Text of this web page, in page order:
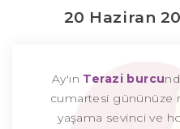
20 Haziran
Ay'ın Terazi burcu
cumartesi gününüze
yaşama sevinci ve